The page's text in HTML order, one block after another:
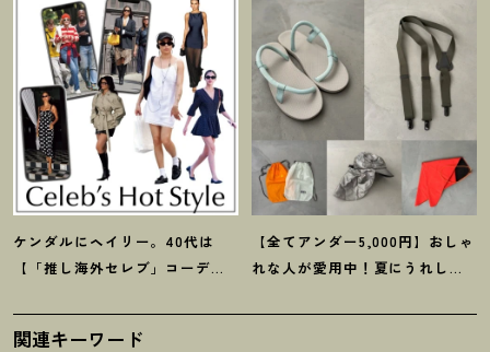
ケンダルにヘイリー。40代は
【「推し海外セレブ」コーデ】
デが吉！
【全てアンダー5,000円】おしゃ
れな人が愛用中 ！ 夏にうれしい
小物5選
関連キーワード